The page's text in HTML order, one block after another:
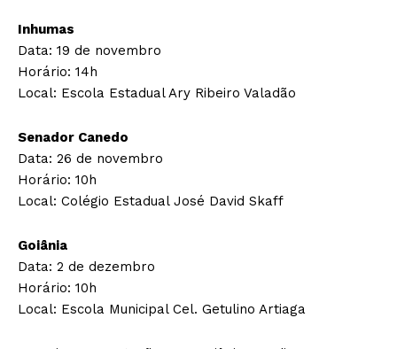
Inhumas
Data: 19 de novembro
Horário: 14h
Local: Escola Estadual Ary Ribeiro Valadão
Senador Canedo
Data: 26 de novembro
Horário: 10h
Local: Colégio Estadual José David Skaff
Goiânia
Data: 2 de dezembro
Horário: 10h
Local: Escola Municipal Cel. Getulino Artiaga